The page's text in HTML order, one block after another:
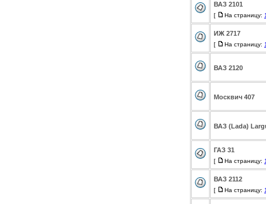
ВАЗ 2101
[ На страницу:
ИЖ 2717
[ На страницу:
ВАЗ 2120
Москвич 407
ВАЗ (Lada)
ГАЗ 31
[ На страницу:
ВАЗ 2112
[ На страницу: